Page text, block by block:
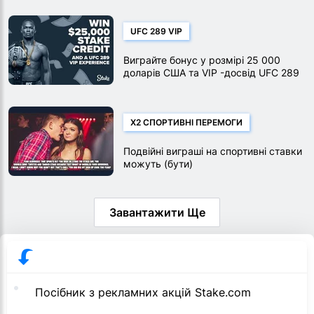
UFC 289 VIP
Виграйте бонус у розмірі 25 000
доларів США та VIP -досвід UFC 289
X2 СПОРТИВНІ ПЕРЕМОГИ
Подвійні виграші на спортивні ставки
можуть (бути)
Завантажити Ще
Посібник з рекламних акцій Stake.com